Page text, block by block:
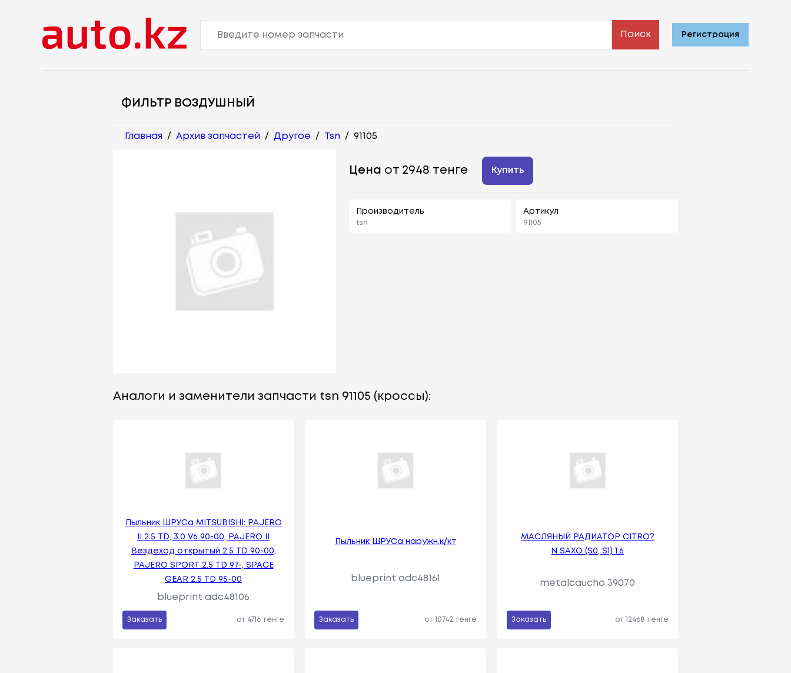
Поиск Регистрация
ФИЛЬТР ВОЗДУШНЫЙ
Главная / Архив запчастей / Другое / Tsn / 91105
Цена от 2948 тенге Купить
Производитель
tsn
Артикул
91105
Аналоги и заменители запчасти tsn 91105 (кроссы):
Пыльник ШРУСа MITSUBISHI: PAJERO
II 2.5 TD, 3.0 V6 90-00, PAJERO II
Вездеход открытый 2.5 TD 90-00,
PAJERO SPORT 2.5 TD 97-, SPACE
GEAR 2.5 TD 95-00
blueprint adc48106
Заказать от 4716 тенге
Пыльник ШРУСа наружн.к/кт
blueprint adc48161
Заказать от 10742 тенге
МАСЛЯНЫЙ РАДИАТОР CITRO?
N SAXO (S0, S1) 1.6
metalcaucho 39070
Заказать от 12468 тенге